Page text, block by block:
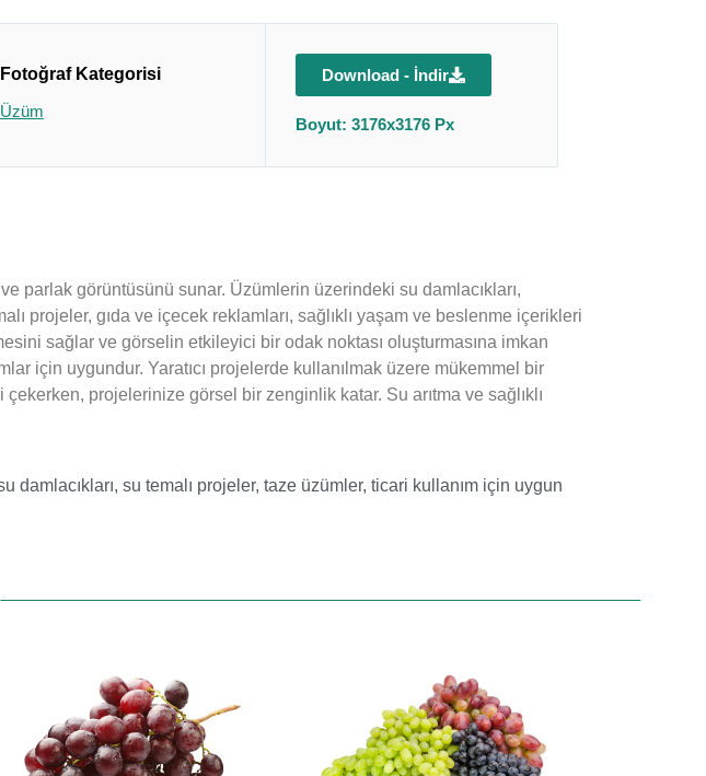
Fotoğraf Kategorisi
Üzüm
Download - İndir
Boyut: 3176x3176 Px
parlak görüntüsünü sunar. Üzümlerin üzerindeki su damlacıkları,
projeler, gıda ve içecek reklamları, sağlıklı yaşam ve beslenme içerikleri
sağlar ve görselin etkileyici bir odak noktası oluşturmasına imkan
için uygundur. Yaratıcı projelerde kullanılmak üzere mükemmel bir
projelerinize görsel bir zenginlik katar. Su arıtma ve sağlıklı
damlacıkları, su temalı projeler, taze üzümler, ticari kullanım için uygun